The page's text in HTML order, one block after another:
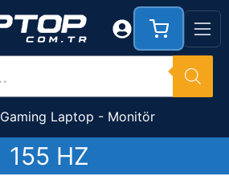
Gaming Laptop - Monitör
155 HZ